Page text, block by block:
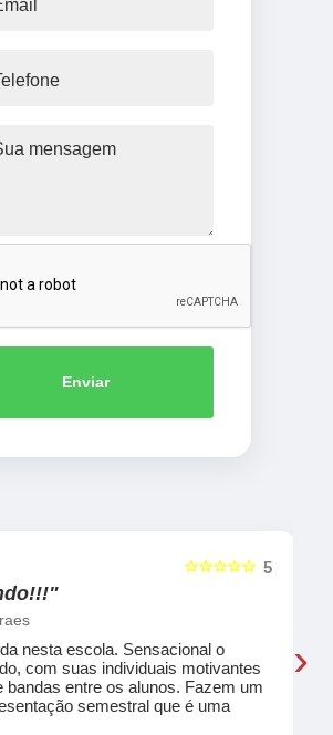
Enviar
5
☆☆☆☆☆
nesta escola. Sensacional o
com suas individuais motivantes
bandas entre os alunos. Fazem um
semestral que é uma
›